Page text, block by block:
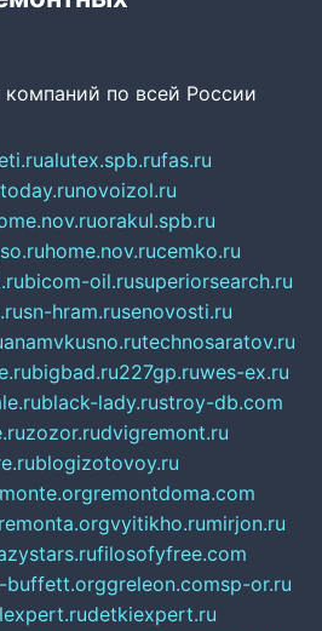
компаний по всей России
alutex.spb.rufas.ru
novoizol.ru
orakul.spb.ru
home.nov.rucemko.ru
bicom-oil.rusuperiorsearch.ru
sn-hram.rusenovosti.ru
anamvkusno.rutechnosaratov.ru
bigbad.ru227gp.ruwes-ex.ru
black-lady.rustroy-db.com
zozor.rudvigremont.ru
blogizotovoy.ru
remontdoma.com
vyitikho.rumirjon.ru
filosofyfree.com
buffett.orggreleon.comsp-or.ru
detkiexpert.ru